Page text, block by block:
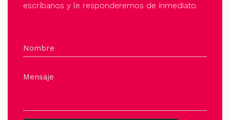
escríbanos y le responderemos de inmediato.
Nombre
Mensaje